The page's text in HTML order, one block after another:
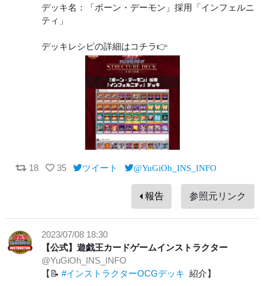
デッキ名：「ボーン・デーモン」採用「インフェルニ
ティ」
デッキレシピの詳細はコチラ👉
18 35 ツイート @YuGiOh_INS_INFO
報告 参照元リンク
2023/07/08 18:30
【公式】遊戯王カードゲームインストラクター
@YuGiOh_INS_INFO
【📝 #インストラクターOCGデッキ 紹介】